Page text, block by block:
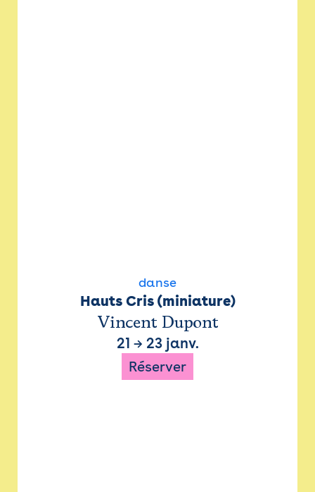
danse
Hauts Cris (miniature)
Vincent Dupont
21 → 23 janv.
Réserver